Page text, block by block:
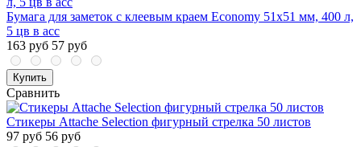
Бумага для заметок с клеевым краем Economy 51x51 мм, 400 л,
5 цв в асс
163 руб 57 руб
Купить
Сравнить
Стикеры Attache Selection фигурный стрелка 50 листов
97 руб 56 руб